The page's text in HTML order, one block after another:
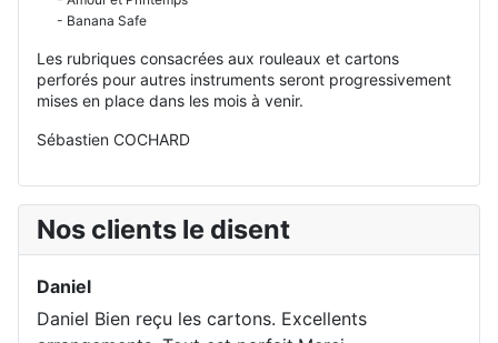
- Banana Safe
Les rubriques consacrées aux rouleaux et cartons
perforés pour autres instruments seront progressivement
mises en place dans les mois à venir.
Sébastien COCHARD
Nos clients le disent
Daniel
Daniel Bien reçu les cartons. Excellents